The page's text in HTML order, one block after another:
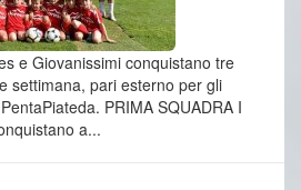
e Giovanissimi conquistano tre
settimana, pari esterno per gli
PRIMA SQUADRA I
a...